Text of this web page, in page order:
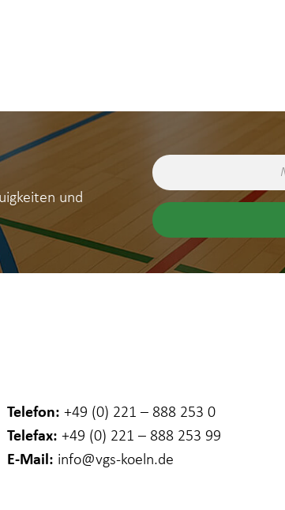
und
Telefon: +49 (0) 221 – 888 253 0
Telefax: +49 (0) 221 – 888 253 99
E-Mail: info@vgs-koeln.de